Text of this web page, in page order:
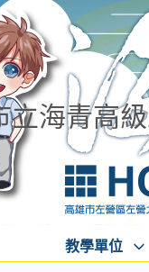
立海青高
教學單位